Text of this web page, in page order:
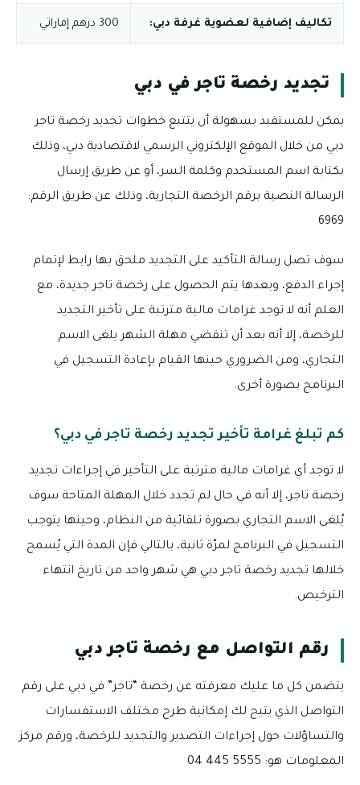
تكاليف إضافية لعضوية غرفة دبي: 300 درهم إماراتي
تجديد رخصة تاجر في دبي
يمكن للمستفيد بسهولة أن يتتبع خطوات تجديد رخصة تاجر
دبي من خلال الموقع الإلكتروني الرسمي لاقتصادية دبي، وذلك
بكتابة اسم المستخدم وكلمة السر، أو عن طريق إرسال
الرسالة النصية برقم الرخصة التجارية، وذلك عن طريق الرقم:
6969
سوف تصل رسالة التأكيد على التجديد ملحق بها رابط لإتمام
إجراء الدفع، وبعدها يتم الحصول على رخصة تاجر جديدة، مع
العلم أنه لا توجد غرامات مالية مترتبة على تأخير التجديد
للرخصة، إلا أنه بعد أن تنقضي مهلة الشهر يلغى الاسم
التجاري، ومن الضروري حينها القيام بإعادة التسجيل في
البرنامج بصورة أخرى.
كم تبلغ غرامة تأخير تجديد رخصة تاجر في دبي؟
لا توجد أي غرامات مالية مترتبة على التأخير في إجراءات تجديد
رخصة تاجر، إلا أنه في حال لم تجدد خلال المهلة المتاحة سوف
يُلغى الاسم التجاري بصورة تلقائية من النظام، وحينها يتوجب
التسجيل في البرنامج لمرّة ثانية، بالتالي فإن المدة التي يُسمح
خلالها تجديد رخصة تاجر دبي هي شهر واحد من تاريخ انتهاء
الترخيص.
رقم التواصل مع رخصة تاجر دبي
يتضمن كل ما عليك معرفته عن رخصة “تاجر” في دبي على رقم
التواصل الذي يتيح لك إمكانية طرح مختلف الاستفسارات
والتساؤلات حول إجراءات التصدير والتجديد للرخصة، ورقم مركز
المعلومات هو: 5555 445 04